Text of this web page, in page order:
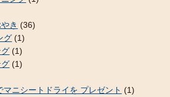
き (36)
グ (1)
(1)
(1)
ニシートドライを プレゼント (1)